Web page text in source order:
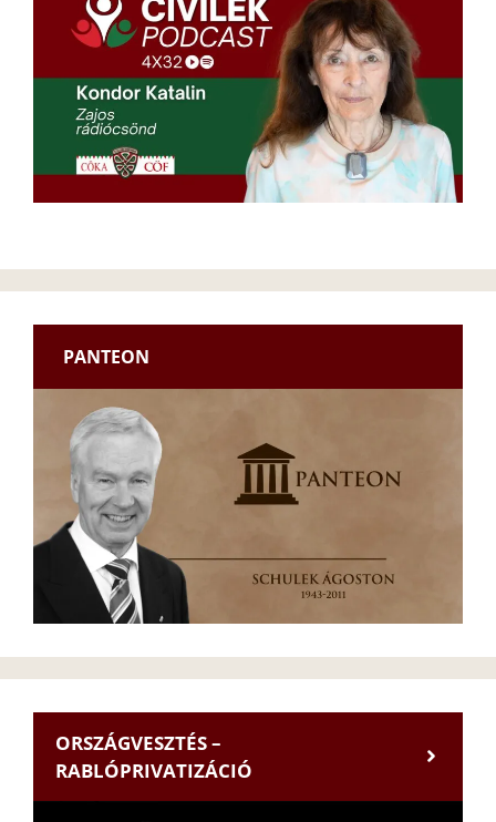
PANTEON
ORSZÁGVESZTÉS –
RABLÓPRIVATIZÁCIÓ